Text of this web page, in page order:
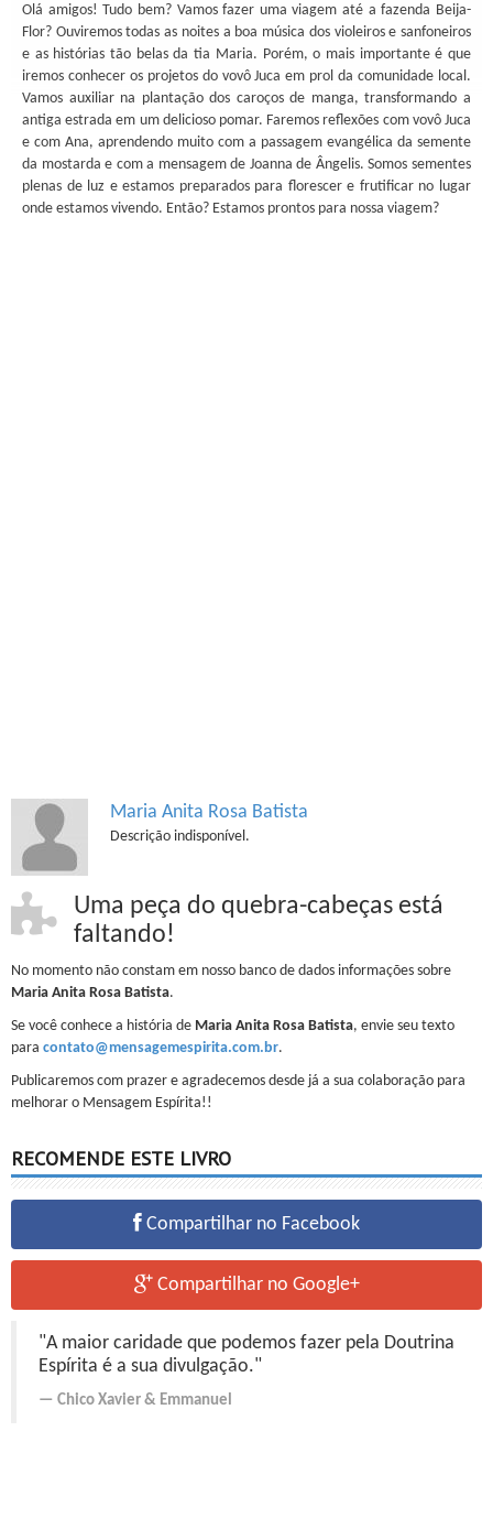
Olá amigos! Tudo bem? Vamos fazer uma viagem até a fazenda Beija-
Flor? Ouviremos todas as noites a boa música dos violeiros e sanfoneiros
e as histórias tão belas da tia Maria. Porém, o mais importante é que
iremos conhecer os projetos do vovô Juca em prol da comunidade local.
Vamos auxiliar na plantação dos caroços de manga, transformando a
antiga estrada em um delicioso pomar. Faremos reflexões com vovô Juca
e com Ana, aprendendo muito com a passagem evangélica da semente
da mostarda e com a mensagem de Joanna de Ângelis. Somos sementes
plenas de luz e estamos preparados para florescer e frutificar no lugar
onde estamos vivendo. Então? Estamos prontos para nossa viagem?
Maria Anita Rosa Batista
Descrição indisponível.
Uma peça do quebra-cabeças está
faltando!
No momento não constam em nosso banco de dados informações sobre
Maria Anita Rosa Batista.
Se você conhece a história de Maria Anita Rosa Batista, envie seu texto
para contato@mensagemespirita.com.br.
Publicaremos com prazer e agradecemos desde já a sua colaboração para
melhorar o Mensagem Espírita!!
RECOMENDE ESTE LIVRO
Compartilhar no Facebook
Compartilhar no Google+
"A maior caridade que podemos fazer pela Doutrina
Espírita é a sua divulgação."
Chico Xavier & Emmanuel